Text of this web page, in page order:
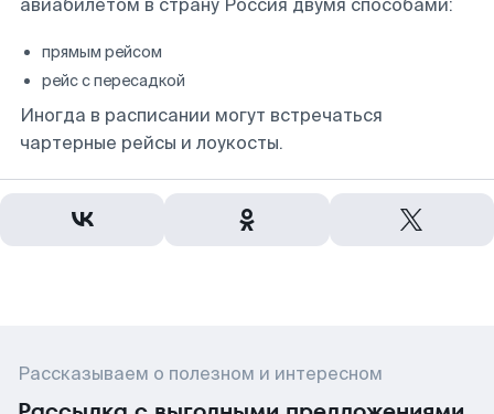
авиабилетом в страну Россия двумя способами:
прямым рейсом
рейс с пересадкой
Иногда в расписании могут встречаться
чартерные рейсы и лоукосты.
Рассказываем о полезном и интересном